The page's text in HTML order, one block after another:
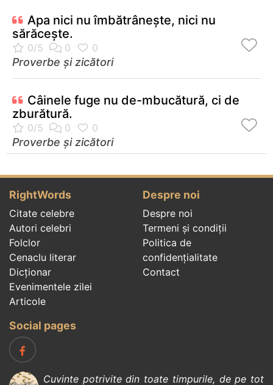
Apa nici nu îmbătrâneşte, nici nu
sărăceşte.
Proverbe și zicători
Câinele fuge nu de-mbucătură, ci de
zburătură.
Proverbe și zicători
RightWords
Citate celebre
Autori celebri
Folclor
Cenaclu literar
Dicționar
Evenimentele zilei
Articole
Despre noi
Despre noi
Termeni și condiții
Politica de
confidenţialitate
Contact
Social pages
Cuvinte potrivite din toate timpurile, de pe tot